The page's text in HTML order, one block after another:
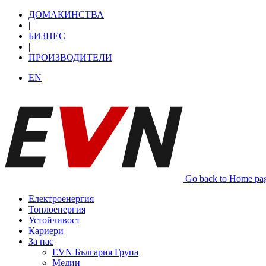
ДОМАКИНСТВА
|
БИЗНЕС
|
ПРОИЗВОДИТЕЛИ
EN
Go back to Home
Електроенергия
Топлоенергия
Устойчивост
Кариери
За нас
EVN България Група
Медии